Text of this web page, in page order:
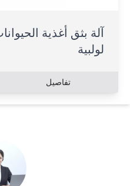
لولبية
تفاصيل